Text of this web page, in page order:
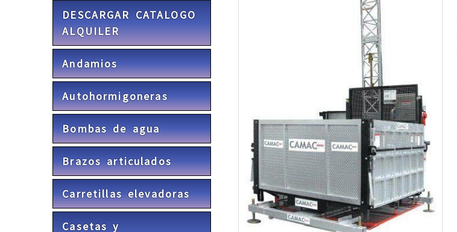
DESCARGAR CATALOGO
ALQUILER
Andamios
Autohormigoneras
Bombas de agua
Brazos articulados
Carretillas elevadoras
Casetas y